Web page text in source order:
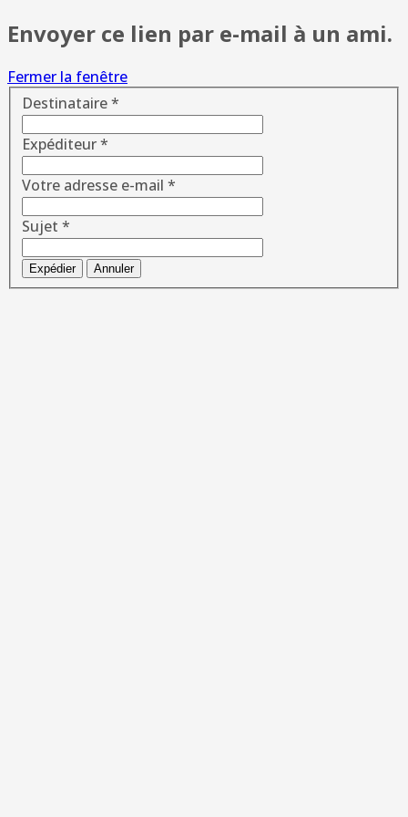
Envoyer ce lien par e-mail à un ami.
Fermer la fenêtre
Destinataire*
Expéditeur*
Votre adresse e-mail *
Sujet *
Expédier Annuler